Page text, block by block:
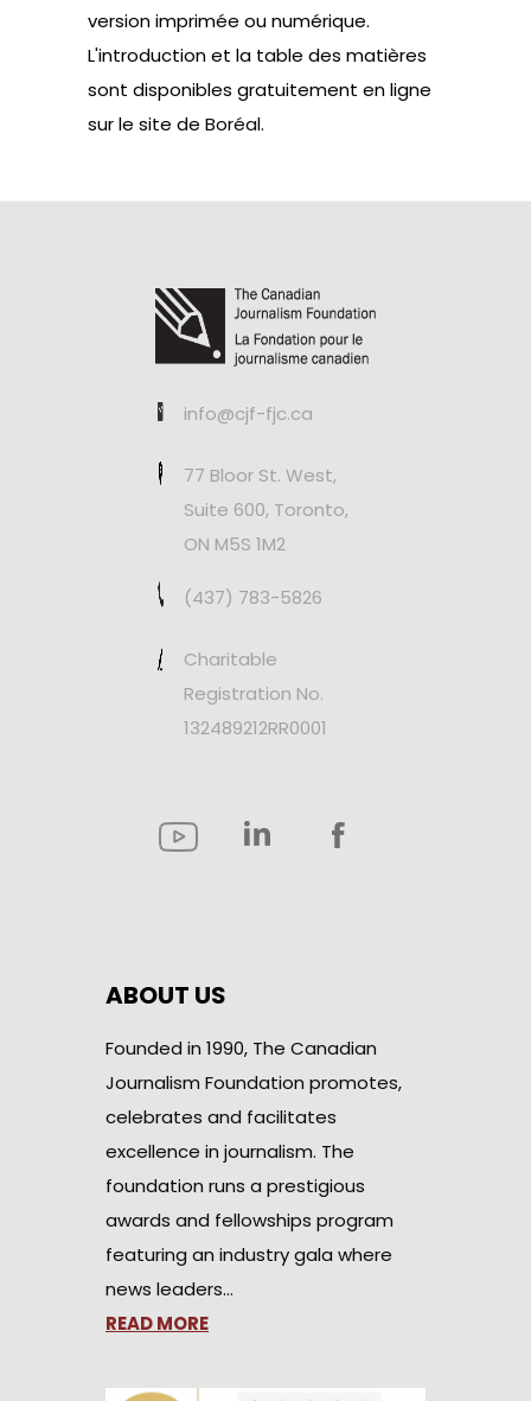
version imprimée ou numérique.
L'introduction et la table des matières
sont disponibles gratuitement en ligne
sur le site de Boréal.
info@cjf-fjc.ca
77 Bloor St. West,
Suite 600, Toronto,
ON M5S 1M2
(437) 783-5826
Charitable
Registration No.
132489212RR0001
ABOUT US
Founded in 1990, The Canadian
Journalism Foundation promotes,
celebrates and facilitates
excellence in journalism. The
foundation runs a prestigious
awards and fellowships program
featuring an industry gala where
news leaders…
READ MORE